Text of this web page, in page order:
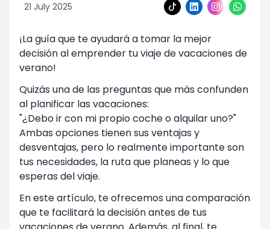
21 July 2025
¡La guía que te ayudará a tomar la mejor
decisión al emprender tu viaje de vacaciones de
verano!
Quizás una de las preguntas que más confunden
al planificar las vacaciones:
"¿Debo ir con mi propio coche o alquilar uno?"
Ambas opciones tienen sus ventajas y
desventajas, pero lo realmente importante son
tus necesidades, la ruta que planeas y lo que
esperas del viaje.
En este artículo, te ofrecemos una comparación
que te facilitará la decisión antes de tus